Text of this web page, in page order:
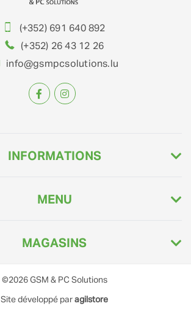
(+352) 691 640 892
(+352) 26 43 12 26
info@gsmpcsolutions.lu
INFORMATIONS
MENU
MAGASINS
©2026 GSM & PC Solutions
Site développé par agilstore